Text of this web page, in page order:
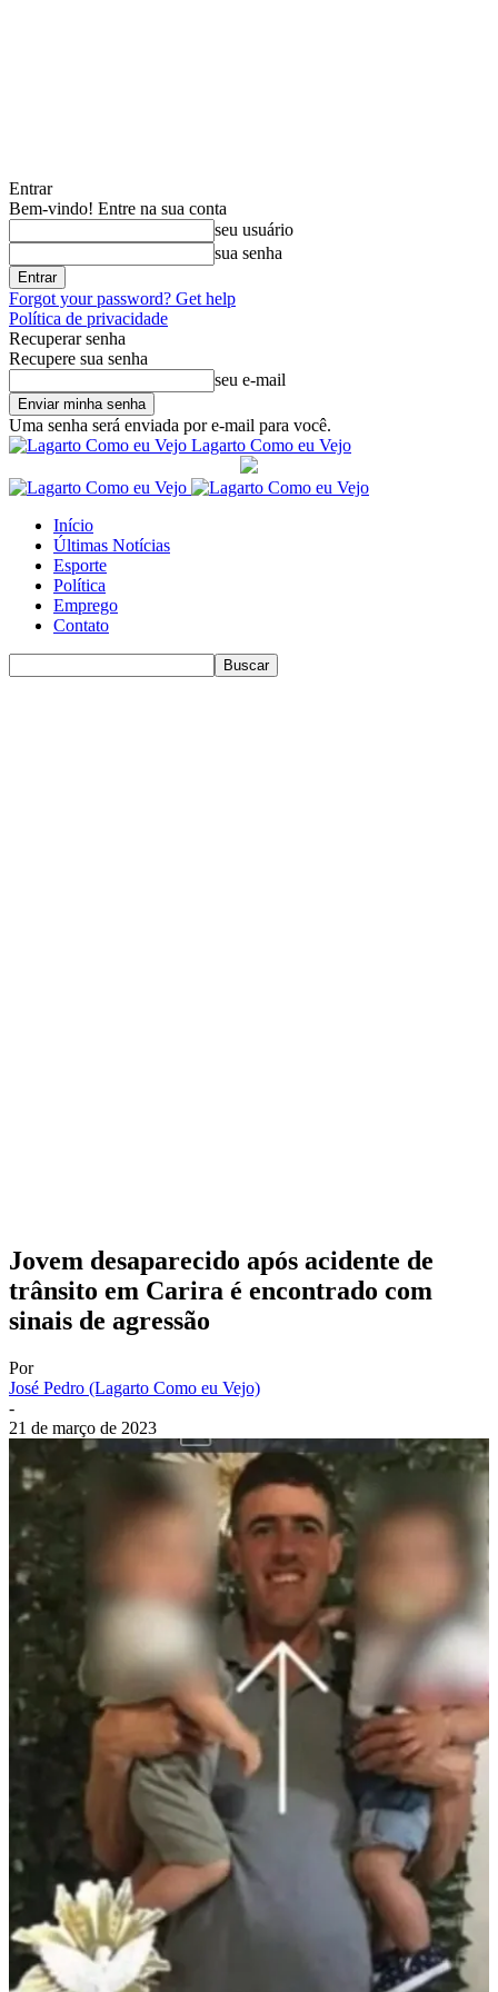
Entrar
Bem-vindo! Entre na sua conta
seu usuário
sua senha
Forgot your password? Get help
Política de privacidade
Recuperar senha
Recupere sua senha
seu e-mail
Uma senha será enviada por e-mail para você.
Lagarto Como eu Vejo
Início
Últimas Notícias
Esporte
Política
Emprego
Contato
Jovem desaparecido após acidente de
trânsito em Carira é encontrado com
sinais de agressão
Por
José Pedro (Lagarto Como eu Vejo)
-
21 de março de 2023